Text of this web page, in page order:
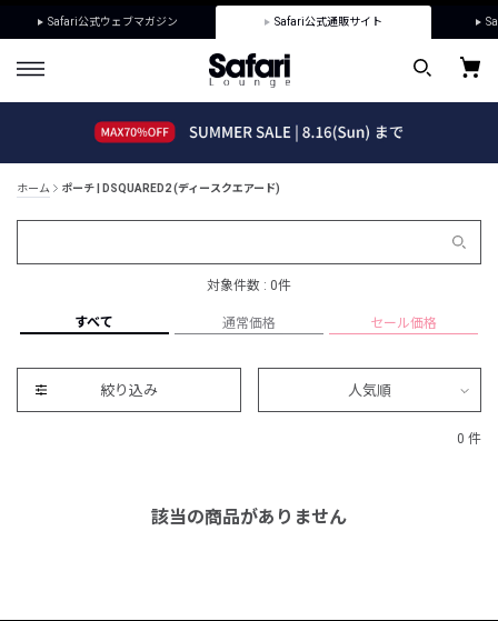
Safari公式ウェブマガジン Safari公式通販サイト
ホーム ポーチ | DSQUARED2 (ディースクエアード)
対象件数 : 0件
すべて 通常価格 セール価格
絞り込み 人気順
0 件
該当の商品がありません